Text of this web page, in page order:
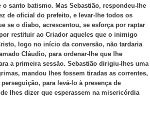
santo batismo. Mas Sebastião, respondeu-lhe
de oficial do prefeito, e levar-lhe todos os
se o diabo, acrescentou, se esforça por raptar
restituir ao Criador aqueles que o inimigo
logo no início da conversão, não tardaria
Cláudio, para ordenar-lhe que lhe
a primeira sessão. Sebastião dirigiu-lhes uma
mandou lhes fossem tiradas as correntes,
para levá-lo à presença de
lhes dizer que esperassem na misericórdia